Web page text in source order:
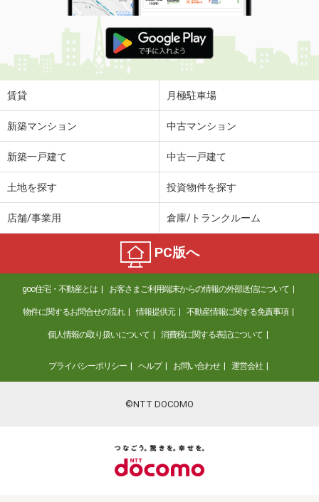
賃貸 月極駐車場
新築マンション 中古マンション
新築一戸建て 中古一戸建て
土地を探す 投資物件を探す
店舗/事業用 倉庫/トランクルーム
PC版へ
goo住宅・不動産とは お客さまご利用端末からの情報の外部送信について
物件に関するお問合せの流れ 情報提供元 不動産情報に関する免責事項
個人情報の取り扱いについて 消費税に関する表記について
プライバシーポリシー ヘルプ お問い合わせ 運営会社
©NTT DOCOMO